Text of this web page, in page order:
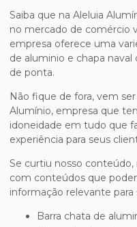
Saiba que na Aleluia
no mercado de comércio
empresa oferece uma
de aluminio e chapa
de ponta.
Não fique de fora, vem
Alumínio, empresa que
idoneidade em tudo que
experiência para seus
Se curtiu nosso
com conteúdos que
informação relevante para
barra chata de